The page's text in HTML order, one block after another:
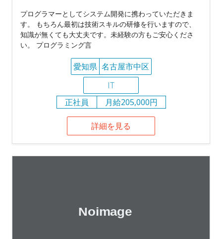
プログラマーとしてシステム開発に携わっていただきま
す。 もちろん最初は技術スキルの研修を行いますので、
知識が無くても大丈夫です。未経験の方もご安心くださ
い。 プログラミング言
愛知県 名古屋市中区
IT
正社員
月給205,000円
詳細を見る